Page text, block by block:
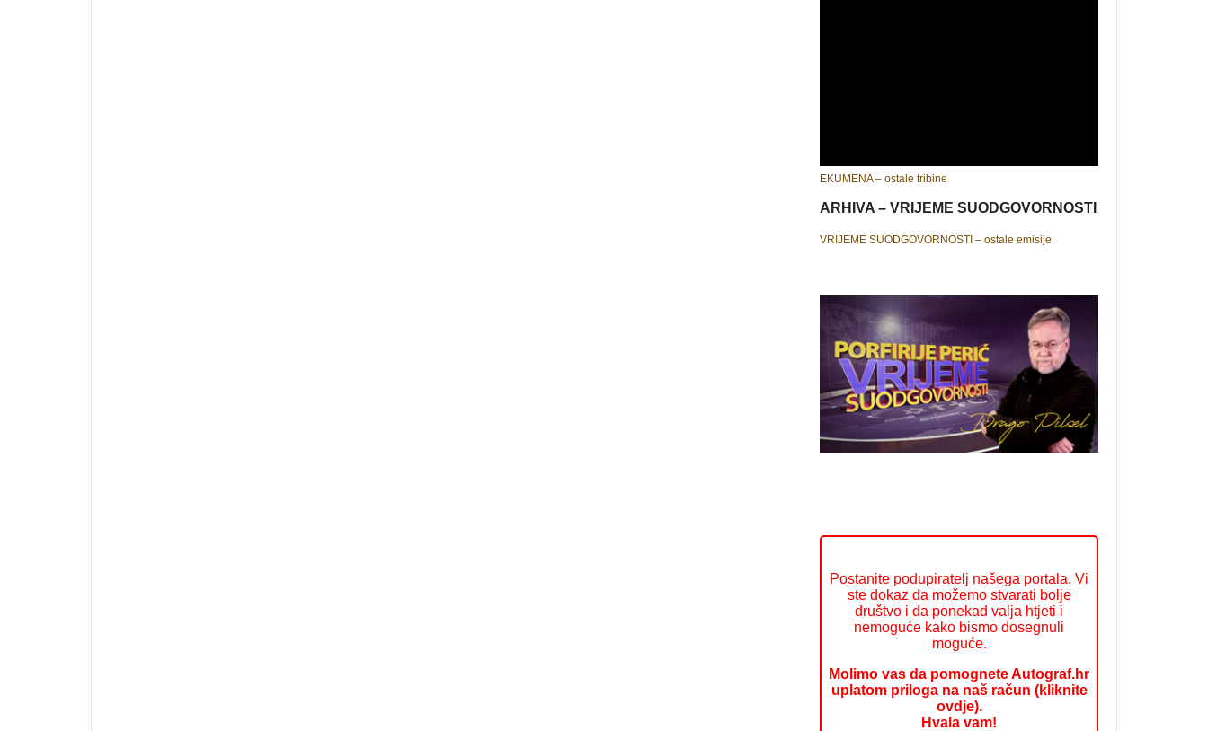
EKUMENA – ostale tribine
ARHIVA – VRIJEME SUODGOVORNOSTI
VRIJEME SUODGOVORNOSTI – ostale emisije
Postanite podupiratelj našega portala. Vi
ste dokaz da možemo stvarati bolje
društvo i da ponekad valja htjeti i
nemoguće kako bismo dosegnuli
moguće.
Molimo vas da pomognete Autograf.hr
uplatom priloga na naš račun (kliknite
ovdje).
Hvala vam!